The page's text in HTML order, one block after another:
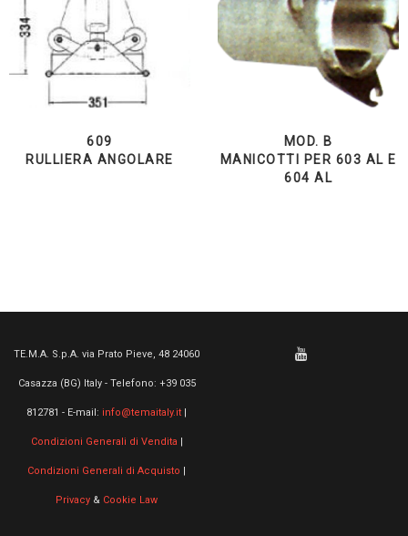
609
RULLIERA ANGOLARE
MOD. B
MANICOTTI PER 603 AL E
604 AL
TE.M.A. S.p.A. via Prato Pieve, 48 24060
Casazza (BG) Italy - Telefono: +39 035
812781 - E-mail: info@temaitaly.it |
Condizioni Generali di Vendita |
Condizioni Generali di Acquisto |
Privacy & Cookie Law